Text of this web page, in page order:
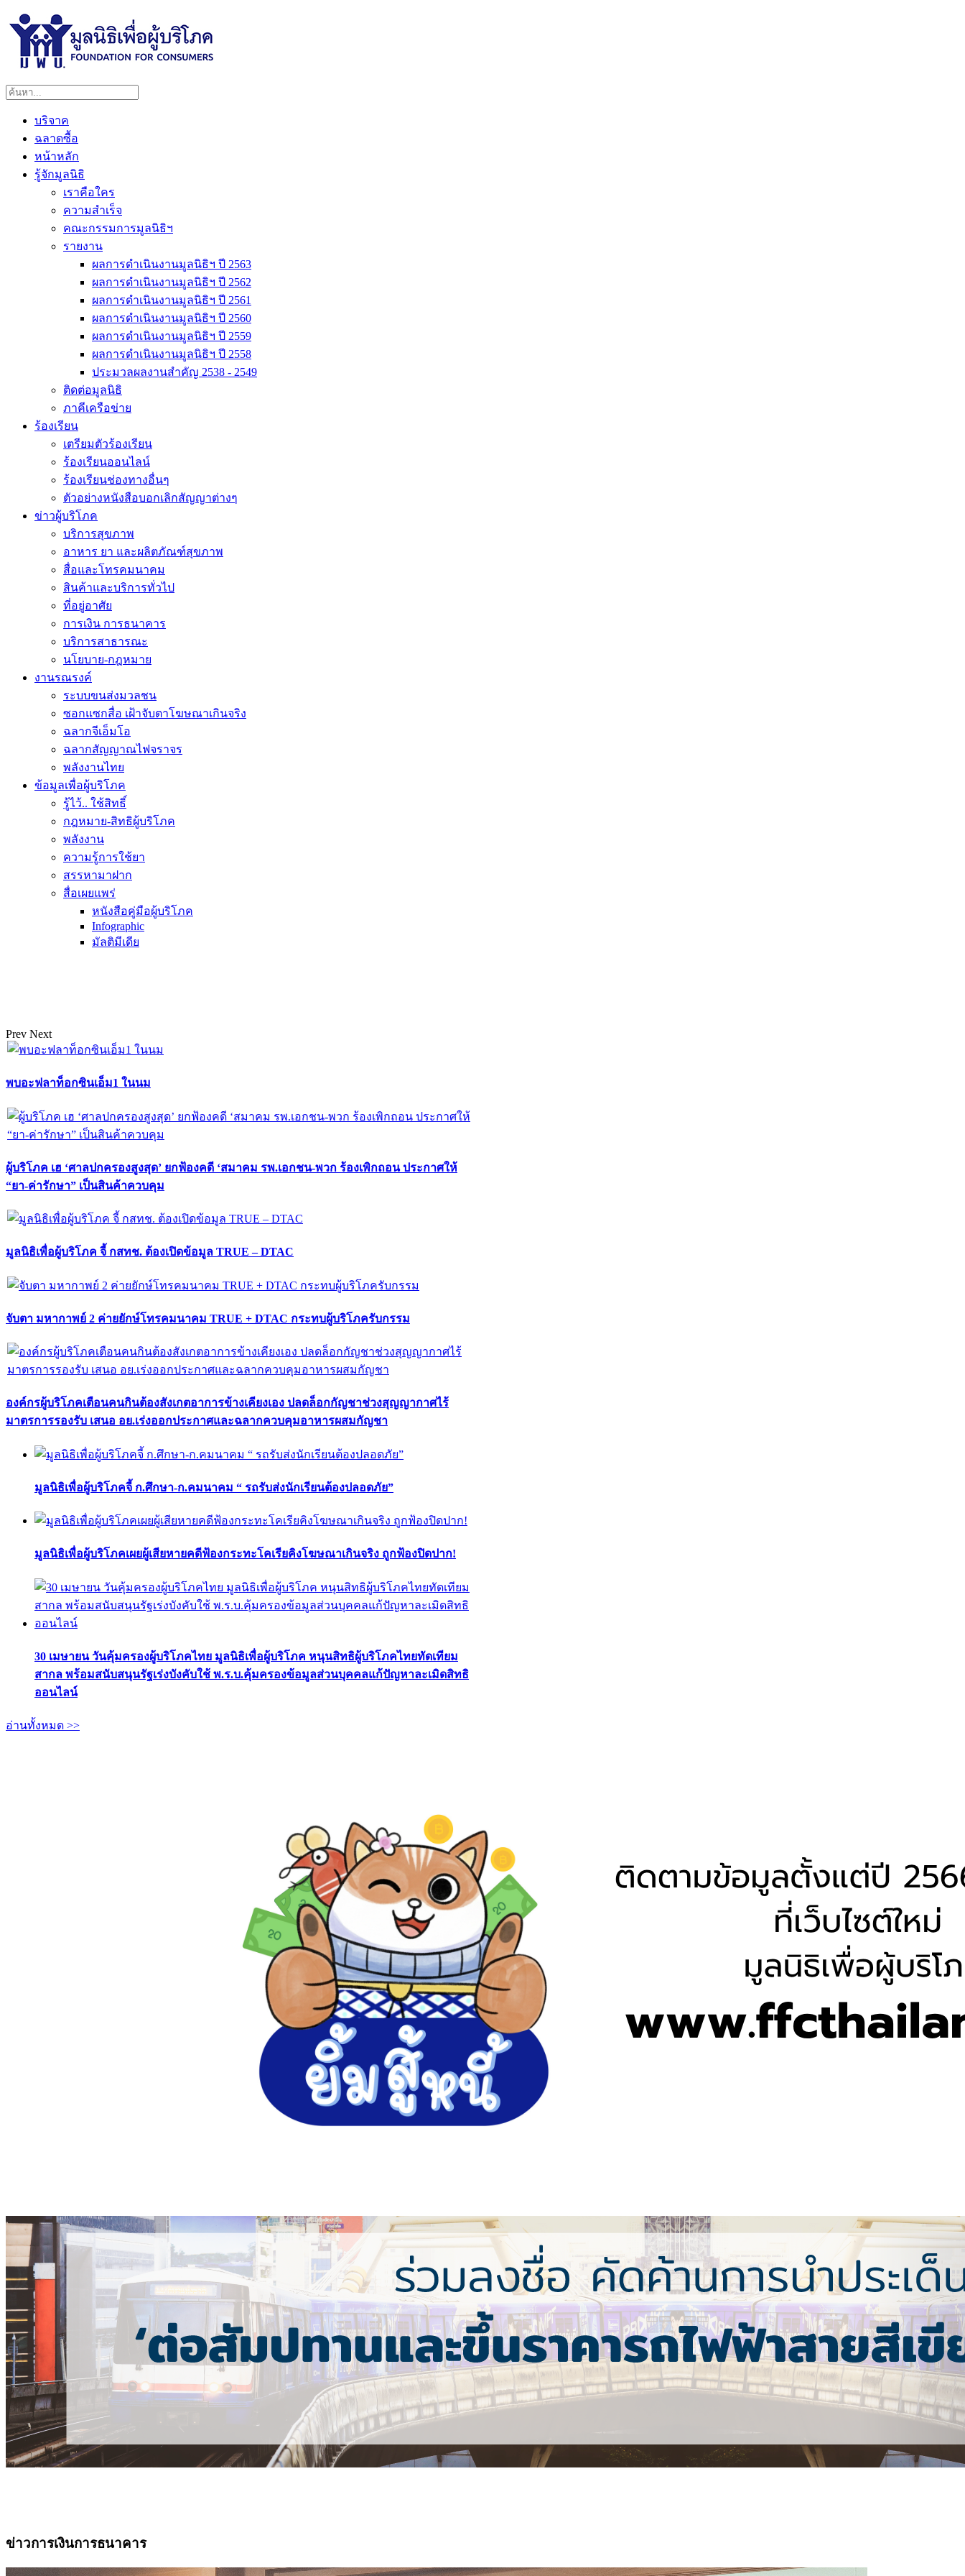
บริจาค
ฉลาดซื้อ
หน้าหลัก
รู้จักมูลนิธิ
เราคือใคร
ความสำเร็จ
คณะกรรมการมูลนิธิฯ
รายงาน
ผลการดำเนินงานมูลนิธิฯ ปี 2563
ผลการดำเนินงานมูลนิธิฯ ปี 2562
ผลการดำเนินงานมูลนิธิฯ ปี 2561
ผลการดำเนินงานมูลนิธิฯ ปี 2560
ผลการดำเนินงานมูลนิธิฯ ปี 2559
ผลการดำเนินงานมูลนิธิฯ ปี 2558
ประมวลผลงานสำคัญ 2538 - 2549
ติดต่อมูลนิธิ
ภาคีเครือข่าย
ร้องเรียน
เตรียมตัวร้องเรียน
ร้องเรียนออนไลน์
ร้องเรียนช่องทางอื่นๆ
ตัวอย่างหนังสือบอกเลิกสัญญาต่างๆ
ข่าวผู้บริโภค
บริการสุขภาพ
อาหาร ยา และผลิตภัณฑ์สุขภาพ
สื่อและโทรคมนาคม
สินค้าและบริการทั่วไป
ที่อยู่อาศัย
การเงิน การธนาคาร
บริการสาธารณะ
นโยบาย-กฎหมาย
งานรณรงค์
ระบบขนส่งมวลชน
ซอกแซกสื่อ เฝ้าจับตาโฆษณาเกินจริง
ฉลากจีเอ็มโอ
ฉลากสัญญาณไฟจราจร
พลังงานไทย
ข้อมูลเพื่อผู้บริโภค
รู้ไว้.. ใช้สิทธิ์
กฎหมาย-สิทธิผู้บริโภค
พลังงาน
ความรู้การใช้ยา
สรรหามาฝาก
สื่อเผยแพร่
หนังสือคู่มือผู้บริโภค
Infographic
มัลติมีเดีย
Prev Next
พบอะฟลาท็อกซินเอ็ม1 ในนม
ผู้บริโภค เฮ ‘ศาลปกครองสูงสุด’ ยกฟ้องคดี ‘สมาคม รพ.เอกชน-พวก ร้องเพิกถอน ประกาศให้
“ยา-ค่ารักษา” เป็นสินค้าควบคุม
มูลนิธิเพื่อผู้บริโภค จี้ กสทช. ต้องเปิดข้อมูล TRUE – DTAC
จับตา มหากาพย์ 2 ค่ายยักษ์โทรคมนาคม TRUE + DTAC กระทบผู้บริโภครับกรรม
องค์กรผู้บริโภคเตือนคนกินต้องสังเกตอาการข้างเคียงเอง ปลดล็อกกัญชาช่วงสุญญากาศไร้
มาตรการรองรับ เสนอ อย.เร่งออกประกาศและฉลากควบคุมอาหารผสมกัญชา
มูลนิธิเพื่อผู้บริโภคจี้ ก.ศึกษา-ก.คมนาคม “ รถรับส่งนักเรียนต้องปลอดภัย”
มูลนิธิเพื่อผู้บริโภคเผยผู้เสียหายคดีฟ้องกระทะโคเรียคิงโฆษณาเกินจริง ถูกฟ้องปิดปาก!
30 เมษายน วันคุ้มครองผู้บริโภคไทย มูลนิธิเพื่อผู้บริโภค หนุนสิทธิผู้บริโภคไทยทัดเทียม
สากล พร้อมสนับสนุนรัฐเร่งบังคับใช้ พ.ร.บ.คุ้มครองข้อมูลส่วนบุคคลแก้ปัญหาละเมิดสิทธิ
ออนไลน์
อ่านทั้งหมด >>
ข่าวการเงินการธนาคาร